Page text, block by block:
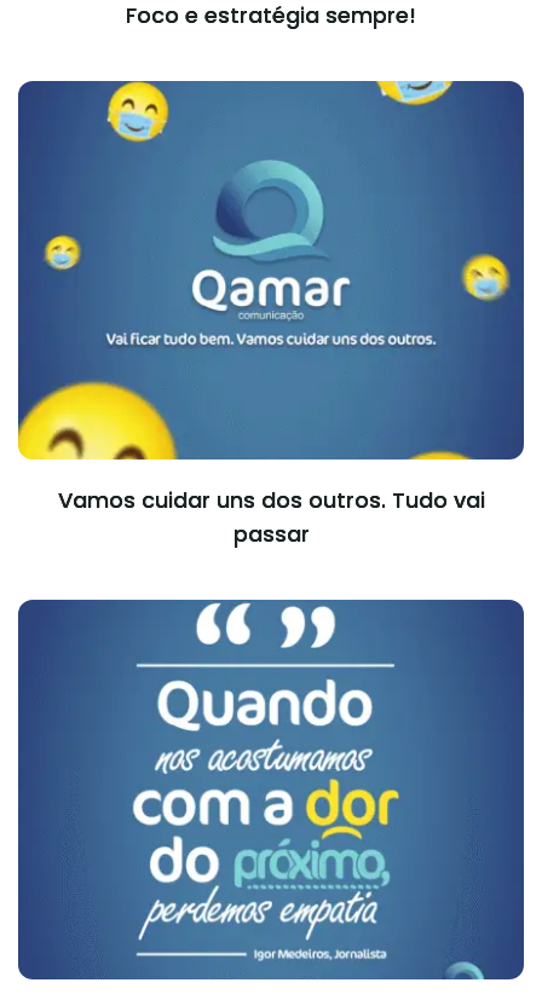
Foco e estratégia sempre!
Vamos cuidar uns dos outros. Tudo vai
passar